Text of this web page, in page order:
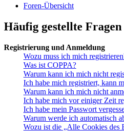
Foren-Übersicht
Häufig gestellte Fragen
Registrierung und Anmeldung
Wozu muss ich mich
Was ist COPPA?
Warum kann ich mich nicht
Ich habe mich registriert, kann
Warum kann ich mich nicht
Ich habe mich vor einiger Zeit
Ich habe mein Passwort
Warum werde ich automatisch
Wozu ist die „Alle Cookies des